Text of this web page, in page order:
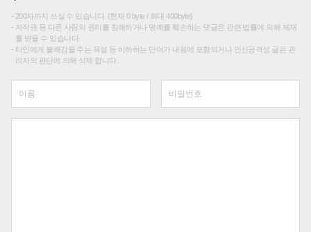
200자까지 쓰실 수 있습니다. (현재 0 byte / 최대 400byte)
저작권 등 다른 사람의 권리를 침해하거나 명예를 훼손하는 댓글은 관련 법률에 의해 제재
를 받을 수 있습니다.
타인에게 불쾌감을 주는 욕설 등 비하하는 단어가 내용에 포함되거나 인신공격성 글은 관
리자의 판단에 의해 삭제 합니다.